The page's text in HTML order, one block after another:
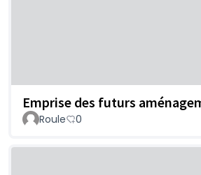
Emprise des futurs
Roule 0